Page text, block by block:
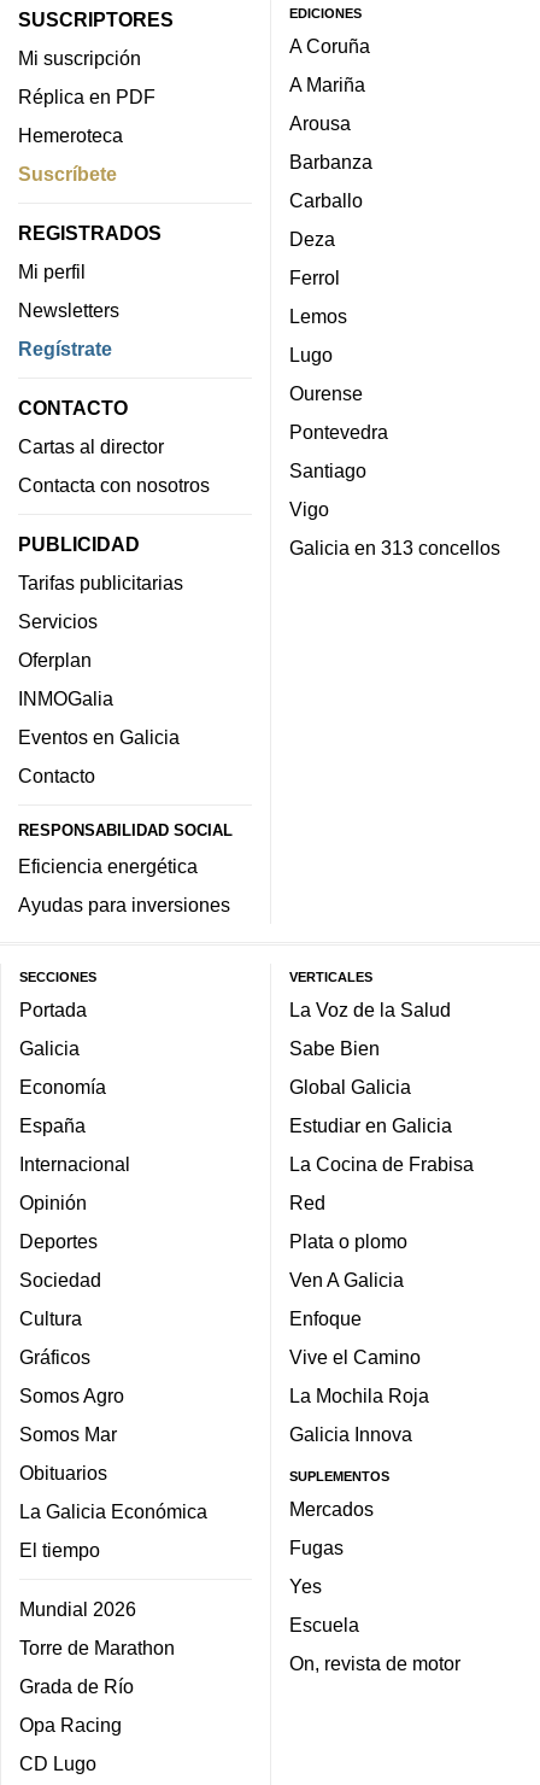
SUSCRIPTORES
Mi suscripción
Réplica en PDF
Hemeroteca
Suscríbete
REGISTRADOS
Mi perfil
Newsletters
Regístrate
CONTACTO
Cartas al director
Contacta con nosotros
PUBLICIDAD
Tarifas publicitarias
Servicios
Oferplan
INMOGalia
Eventos en Galicia
Contacto
RESPONSABILIDAD SOCIAL
Eficiencia energética
Ayudas para inversiones
EDICIONES
A Coruña
A Mariña
Arousa
Barbanza
Carballo
Deza
Ferrol
Lemos
Lugo
Ourense
Pontevedra
Santiago
Vigo
Galicia en 313 concellos
SECCIONES
Portada
Galicia
Economía
España
Internacional
Opinión
Deportes
Sociedad
Cultura
Gráficos
Somos Agro
Somos Mar
Obituarios
La Galicia Económica
El tiempo
Mundial 2026
Torre de Marathon
Grada de Río
Opa Racing
CD Lugo
VERTICALES
La Voz de la Salud
Sabe Bien
Global Galicia
Estudiar en Galicia
La Cocina de Frabisa
Red
Plata o plomo
Ven A Galicia
Enfoque
Vive el Camino
La Mochila Roja
Galicia Innova
SUPLEMENTOS
Mercados
Fugas
Yes
Escuela
On, revista de motor